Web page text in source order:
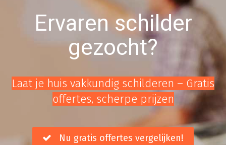
Ervaren schilder
gezocht?
Laat je huis vakkundig schilderen – Gratis
offertes, scherpe prijzen
Nu gratis offertes vergelijken!